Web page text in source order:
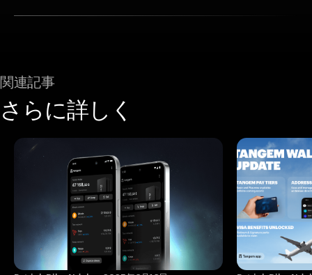
関連記事
さらに詳しく